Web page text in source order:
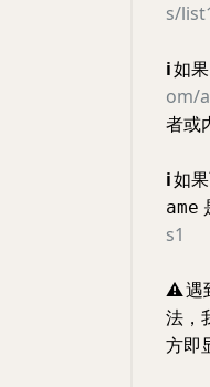
s/
ℹ️如
om/
者或
ℹ️如
ame
s1
⚠️遇
法，
方即